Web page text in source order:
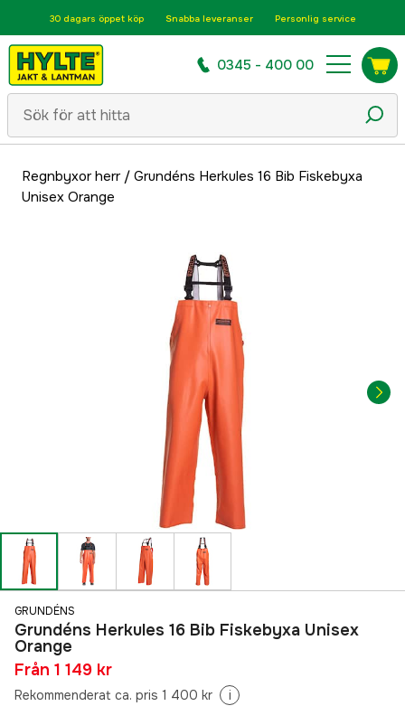
30 dagars öppet köp Snabba leveranser Personlig service
0345 - 400 00
Regnbyxor herr/ Grundéns Herkules 16 Bib Fiskebyxa
Unisex Orange
GRUNDÉNS
Grundéns Herkules 16 Bib Fiskebyxa Unisex
Orange
Från 1 149 kr
Rekommenderat ca. pris 1 400 kr i